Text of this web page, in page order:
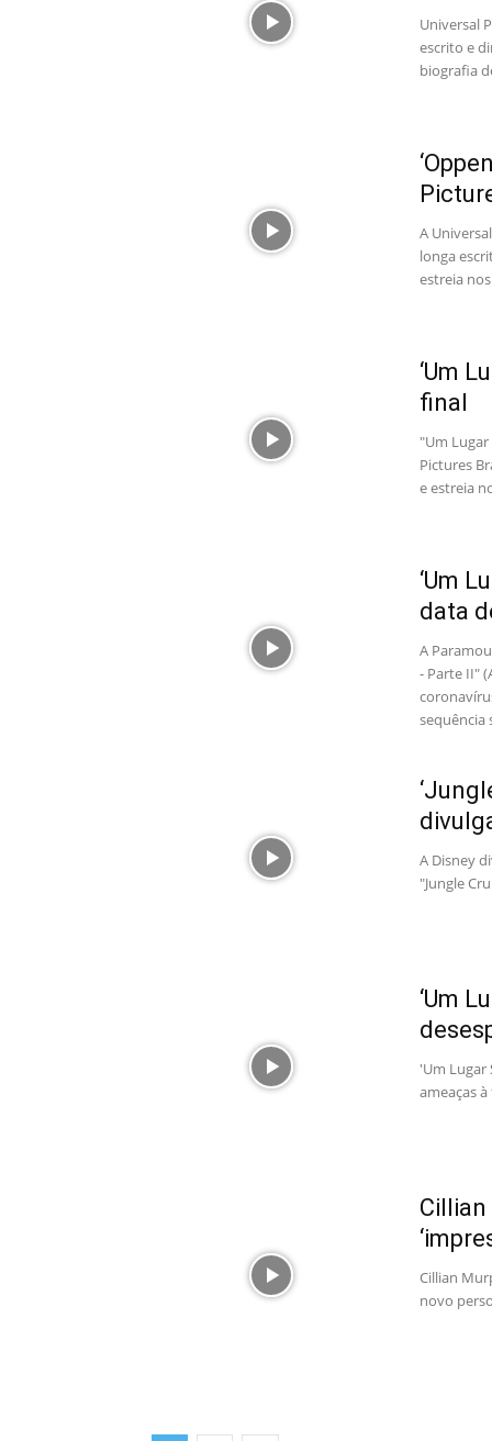
Universal
escrito e
biografia
A
longa
estreia
‘Um
final
"Um
Pictures
e estreia
‘Um
data
A
- Parte II"
sequência
A Disney
"Jungle
‘Um
'Um Lugar
ameaças
Cillian
novo